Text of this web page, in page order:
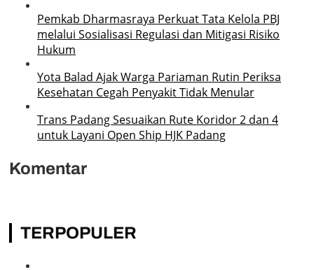
Pemkab Dharmasraya Perkuat Tata Kelola PBJ
melalui Sosialisasi Regulasi dan Mitigasi Risiko
Hukum
Yota Balad Ajak Warga Pariaman Rutin Periksa
Kesehatan Cegah Penyakit Tidak Menular
Trans Padang Sesuaikan Rute Koridor 2 dan 4
untuk Layani Open Ship HJK Padang
Komentar
TERPOPULER